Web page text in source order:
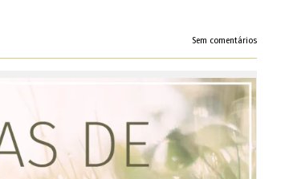
Sem comentários